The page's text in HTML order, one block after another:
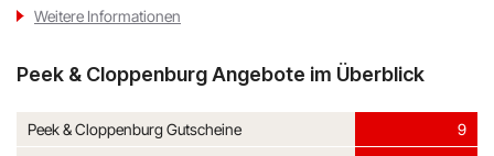
Weitere Informationen
Peek & Cloppenburg Angebote im Überblick
Peek & Cloppenburg Gutscheine
9